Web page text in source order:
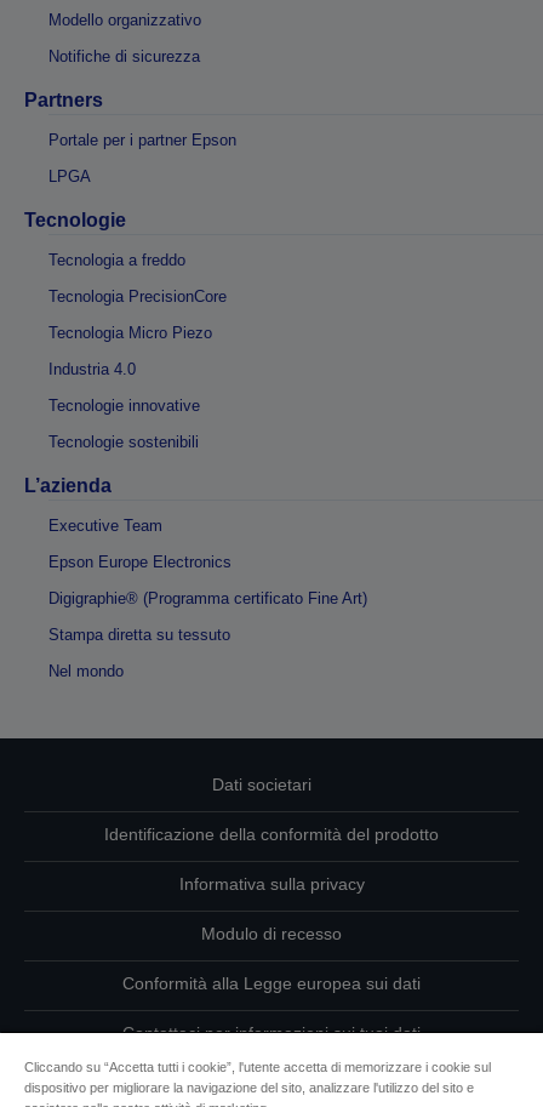
Modello organizzativo
Notifiche di sicurezza
Partners
Portale per i partner Epson
LPGA
Tecnologie
Tecnologia a freddo
Tecnologia PrecisionCore
Tecnologia Micro Piezo
Industria 4.0
Tecnologie innovative
Tecnologie sostenibili
L’azienda
Executive Team
Epson Europe Electronics
Digigraphie® (Programma certificato Fine Art)
Stampa diretta su tessuto
Nel mondo
Dati societari
Identificazione della conformità del prodotto
Informativa sulla privacy
Modulo di recesso
Conformità alla Legge europea sui dati
Contattaci per informazioni sui tuoi dati
Informazioni sui cookie
Cliccando su “Accetta tutti i cookie”, l'utente accetta di memorizzare i cookie sul
dispositivo per migliorare la navigazione del sito, analizzare l'utilizzo del sito e